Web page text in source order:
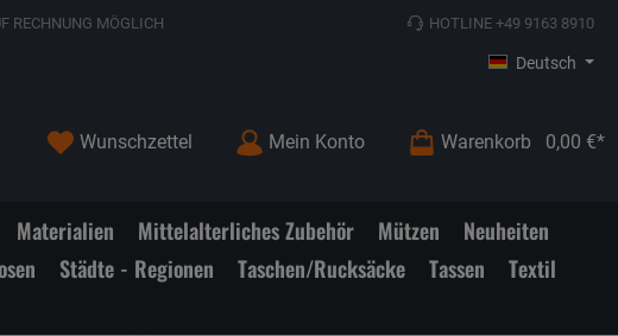
RECHNUNG MÖGLICH HOTLINE +49 9163 8910
Deutsch
Wunschzettel Mein Konto Warenkorb 0,00 €*
Materialien Mittelalterliches Zubehör Mützen
Neuheiten
Städte - Regionen Taschen/Rucksäcke Tassen
Textil